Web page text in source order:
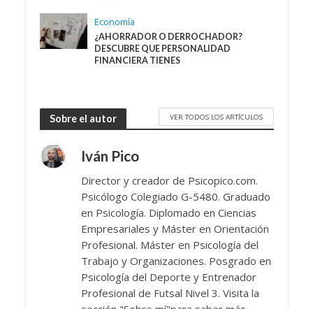
Economía
¿AHORRADOR O DERROCHADOR?
DESCUBRE QUE PERSONALIDAD
FINANCIERA TIENES
Sobre el autor VER TODOS LOS ARTÍCULOS
Iván Pico
Director y creador de Psicopico.com.
Psicólogo Colegiado G-5480. Graduado
en Psicología. Diplomado en Ciencias
Empresariales y Máster en Orientación
Profesional. Máster en Psicología del
Trabajo y Organizaciones. Posgrado en
Psicología del Deporte y Entrenador
Profesional de Futsal Nivel 3. Visita la